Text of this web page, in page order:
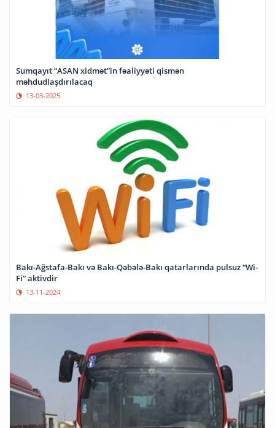
Sumqayıt “ASAN xidmət”in fəaliyyəti qismən
məhdudlaşdırılacaq
13-03-2025
Bakı-Ağstafa-Bakı və Bakı-Qəbələ-Bakı qatarlarında pulsuz “Wi-
Fi” aktivdir
13-11-2024